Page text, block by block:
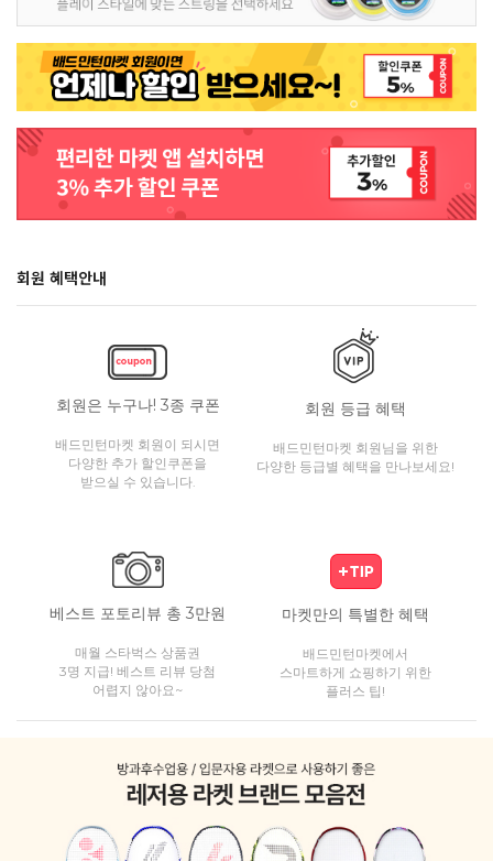
회원 혜택안내
회원은 누구나! 3종 쿠폰
배드민턴마켓 회원이 되시면
다양한 추가 할인쿠폰을
받으실 수 있습니다.
회원 등급 혜택
배드민턴마켓 회원님을 위한
다양한 등급별 혜택을 만나보세요!
베스트 포토리뷰 총 3만원
매월 스타벅스 상품권
3명 지급! 베스트 리뷰 당첨
어렵지 않아요~
마켓만의 특별한 혜택
배드민턴마켓에서
스마트하게 쇼핑하기 위한
플러스 팁!